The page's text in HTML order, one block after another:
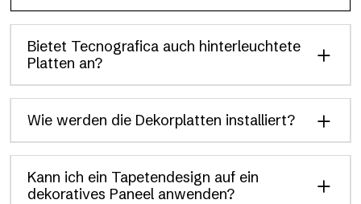
Bietet Tecnografica auch hinterleuchtete
Platten an?
Wie werden die Dekorplatten installiert?
Kann ich ein Tapetendesign auf ein
dekoratives Paneel anwenden?